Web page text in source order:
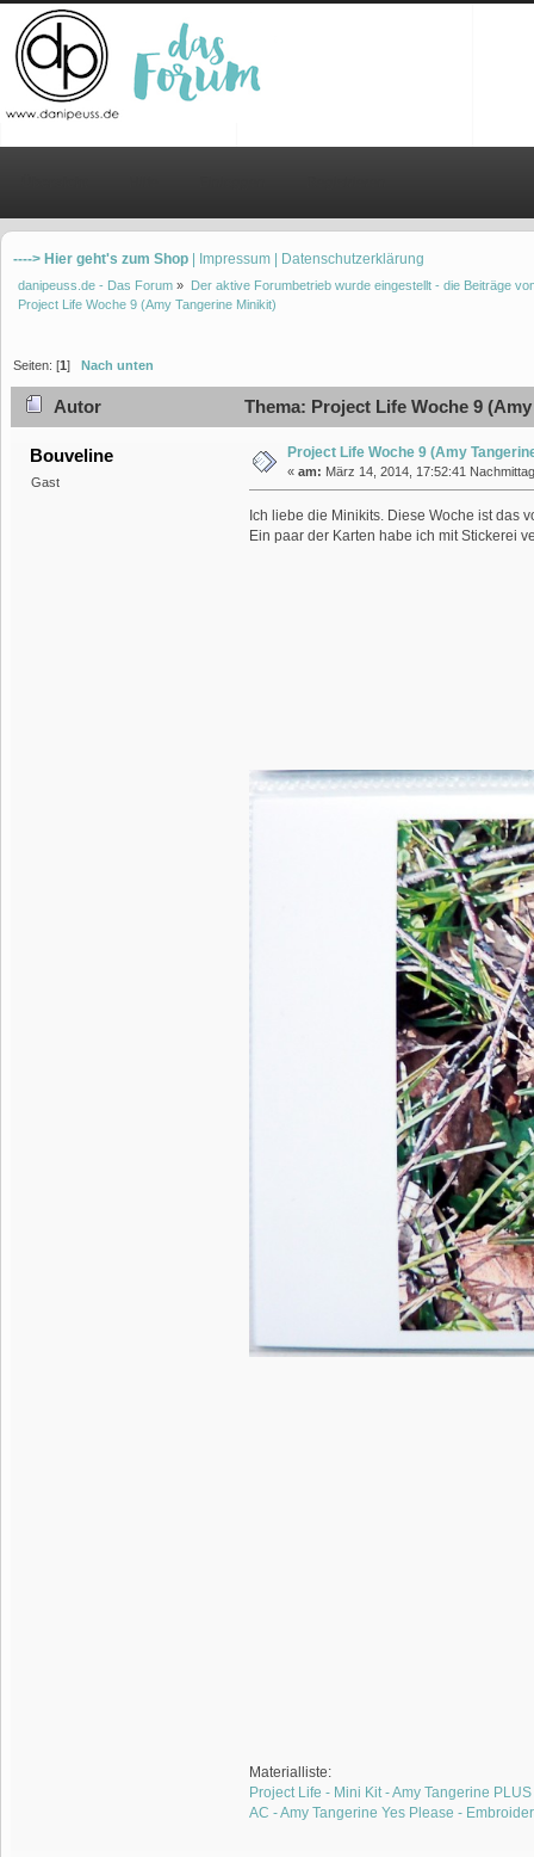
----> Hier geht's zum Shop | Impressum | Datenschutzerklärung
danipeuss.de - Das Forum » Der aktive Forumbetrieb wurde eingestellt - die Beiträge
Project Life Woche 9 (Amy Tangerine Minikit)
Seiten: [1] Nach unten
Autor Thema: Project Life Woche 9
Bouveline
Gast
Project Life Woche 9 (Amy
« am: März 14, 2014, 17:52:41
Ich liebe die Minikits. Diese Woche ist das
Ein paar der Karten habe ich mit Stickerei
Materialliste:
Project Life - Mini Kit - Amy Tangerine
AC - Amy Tangerine Yes Please -